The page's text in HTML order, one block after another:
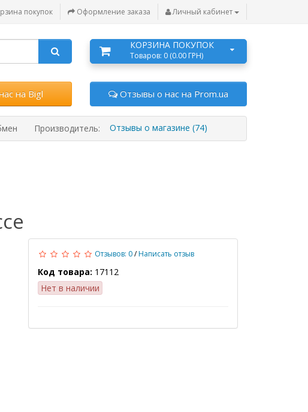
покупок Оформление заказа Личный кабинет
КОРЗИНА ПОКУПОК
Товаров: 0 (0.00 ГРН)
на Bigl Отзывы о нас на Prom.ua
Производитель: Отзывы о магазине (74)
Отзывов: 0/Написать отзыв
Код товара: 17112
Нет в наличии